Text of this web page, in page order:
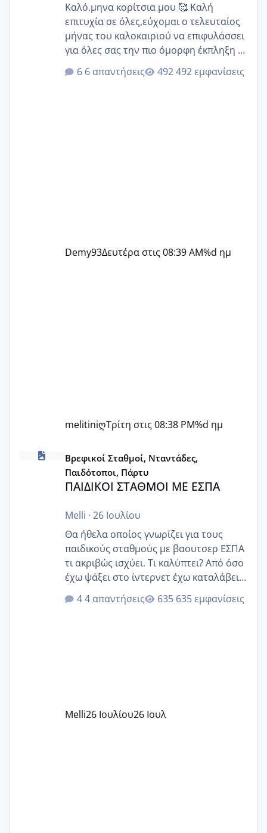
Καλό.μηνα κορίτσια μου 🥰 Καλή
επιτυχία σε όλες,εύχομαι ο τελευταίος
μήνας του καλοκαιριού να επιφυλάσσει
για όλες σας την πιο όμορφη έκπληξη 🧿
@Elk @Melikara86 @Παρασκευαιδου
@Zenia z @melitiniღ @Christi.D.
6 απαντήσεις 492 εμφανίσεις
Demy93Δευτέρα στις 08:39 AM%d ημ
melitiniღΤρίτη στις 08:38 PM%d ημ
ΠΑΙΔΙΚΟΙ ΣΤΑΘΜΟΙ ΜΕ ΕΣΠΑ
Βρεφικοί Σταθμοί, Νταντάδες,
Παιδότοποι, Πάρτυ
ΠΑΙΔΙΚΟΙ ΣΤΑΘΜΟΙ ΜΕ ΕΣΠΑ
Melli · 26 Ιουλίου
Θα ήθελα οποίος γνωρίζει για τους
παιδικούς σταθμούς με βαουτσερ ΕΣΠΑ
τι ακριβώς ισχύει. Τι καλύπτει? Από όσο
έχω ψάξει στο ίντερνετ έχω καταλάβει
ότι το βαουτσερ καλύπτει όλα τα
δίδακτρα και τα τροφεια του ιδιωτικού
Εγώ πήγα σε έναν ιδιωτικό παιδικό στ
4 απαντήσεις 635 εμφανίσεις
Melli26 Ιουλίου26 Ιουλ